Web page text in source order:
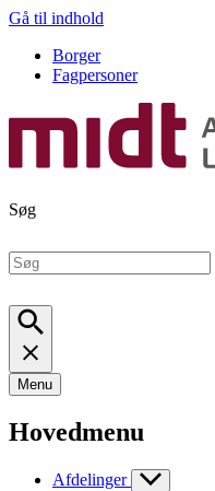
Gå til indhold
Borger
Fagpersoner
Søg
Menu
Hovedmenu
Afdelinger